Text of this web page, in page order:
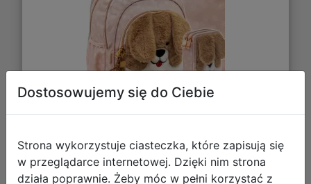
DO KOSZYKA
Dostosowujemy się do Ciebie
Strona wykorzystuje ciasteczka, które zapisują się
w przeglądarce internetowej. Dzięki nim strona
działa poprawnie. Żeby móc w pełni korzystać z